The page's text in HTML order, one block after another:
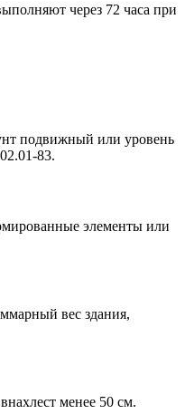
через 72 часа при
подвижный или уровень
83.
элементы или
вес здания,
менее 50 см.